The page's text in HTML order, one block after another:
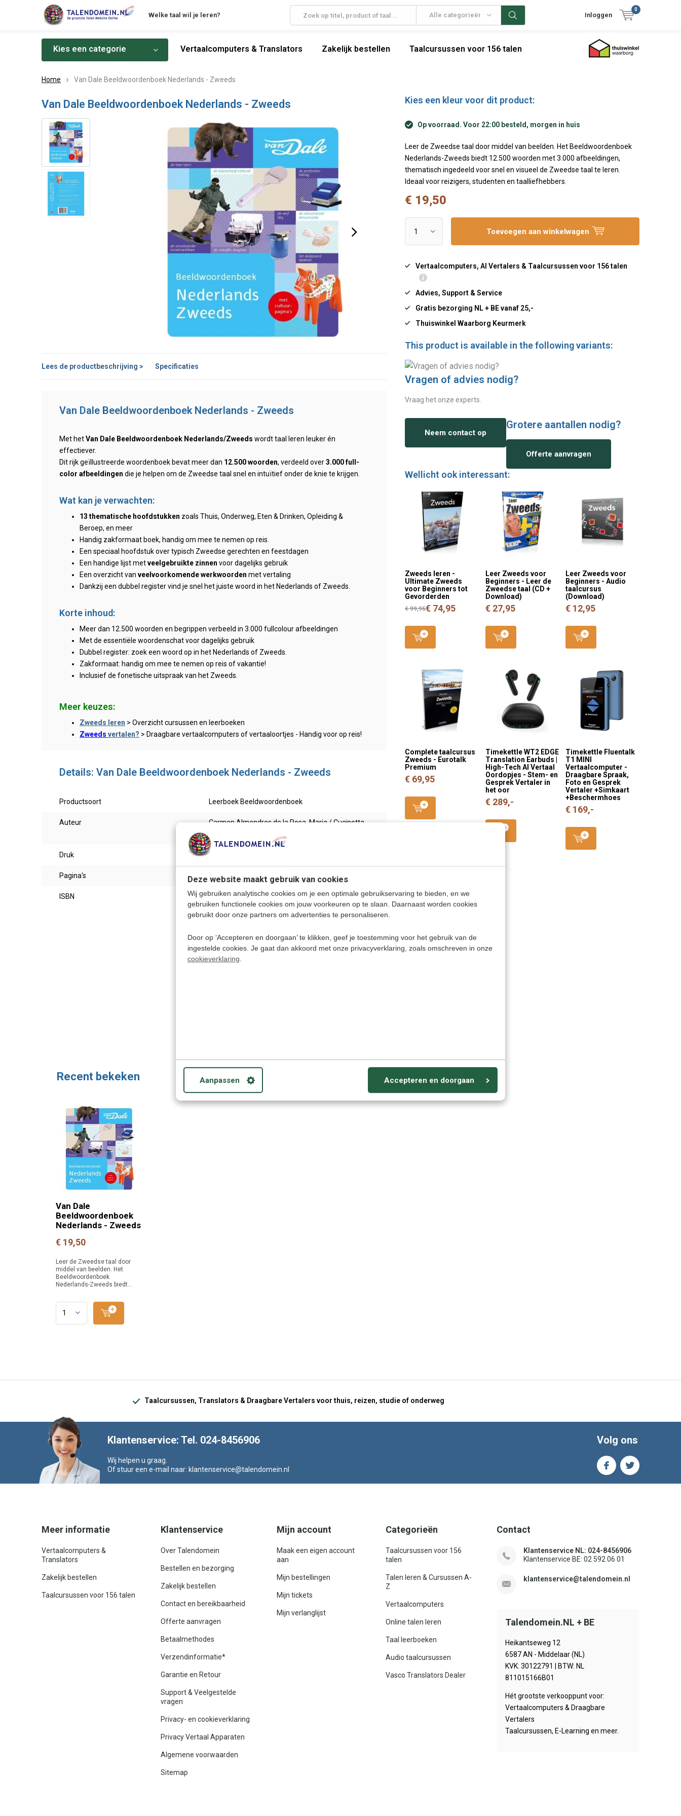
Deze website maakt gebruik van cookies
Wij gebruiken analytische cookies om je een optimale gebruikservaring te bieden, en we
gebruiken functionele cookies om jouw voorkeuren op te slaan. Daarnaast worden cookies
gebruikt door onze partners om advertenties te personaliseren.
Door op ‘Accepteren en doorgaan’ te klikken, geef je toestemming voor het gebruik van de
ingestelde cookies. Je gaat dan akkoord met onze privacyverklaring, zoals omschreven in onze
cookieverklaring.
Aanpassen Accepteren en doorgaan
Welke taal wil je leren? Alle categorieën Inloggen
0
Kies een categorie Vertaalcomputers & Translators Zakelijk bestellen Taalcursussen voor 156 talen
Home Van Dale Beeldwoordenboek Nederlands - Zweeds
Van Dale Beeldwoordenboek Nederlands - Zweeds Kies een kleur voor dit product:
Op voorraad. Voor 22:00 besteld, morgen in huis
Leer de Zweedse taal door middel van beelden. Het Beeldwoordenboek
Nederlands-Zweeds biedt 12.500 woorden met 3.000 afbeeldingen,
thematisch ingedeeld voor snel en visueel de Zweedse taal te leren.
Ideaal voor reizigers, studenten en taalliefhebbers.
€ 19,50
Toevoegen aan winkelwagen
Vertaalcomputers, AI Vertalers & Taalcursussen voor 156 talen
Advies, Support & Service
Gratis bezorging NL + BE vanaf 25,-
Thuiswinkel Waarborg Keurmerk
This product is available in the following variants:
Lees de productbeschrijving > Specificaties
Van Dale Beeldwoordenboek Nederlands - Zweeds
Met hetVan Dale Beeldwoordenboek Nederlands/Zweeds wordt taal leren leuker én
effectiever.
Dit rijk geïllustreerde woordenboek bevat meer dan 12.500 woorden, verdeeld over3.000 full-
color afbeeldingen die je helpen om de Zweedse taal snel en intuïtief onder de knie te krijgen.
Wat kan je verwachten:
13 thematische hoofdstukken zoals Thuis, Onderweg, Eten & Drinken, Opleiding &
Beroep, en meer
Handig zakformaat boek, handig om mee te nemen op reis.
Een speciaal hoofdstuk over typisch Zweedse gerechten en feestdagen
Een handige lijst metveelgebruikte zinnen voor dagelijks gebruik
Een overzicht van veelvoorkomende werkwoorden met vertaling
Dankzij een dubbel register vind je snel het juiste woord in het Nederlands of Zweeds.
Korte inhoud:
Meer dan 12.500 woorden en begrippen verbeeld in 3.000 fullcolour afbeeldingen
Met de essentiële woordenschat voor dagelijks gebruik
Dubbel register: zoek een woord op in het Nederlands of Zweeds.
Zakformaat: handig om mee te nemen op reis of vakantie!
Inclusief de fonetische uitspraak van het Zweeds.
Meer keuzes:
Zweeds leren > Overzicht cursussen en leerboeken
Zweeds vertalen? > Draagbare vertaalcomputers of vertaaloortjes - Handig voor op reis!
Details: Van Dale Beeldwoordenboek Nederlands - Zweeds
Productsoort Leerboek Beeldwoordenboek
Auteur
Carmen Almendros de la Rosa, Maria / Cucinotta,
Druk 2025
Pagina's
ISBN 9789460776717
Vragen of advies nodig?
Vraag het onze experts.
Neem contact op
Grotere aantallen nodig?
Offerte aanvragen
Wellicht ook interessant:
Zweeds leren -
Ultimate Zweeds
voor Beginners tot
Gevorderden
€ 99,95€ 74,95
Leer Zweeds voor
Beginners - Leer de
Zweedse taal (CD +
Download)
€ 27,95
Leer Zweeds voor
Beginners - Audio
taalcursus
(Download)
€ 12,95
Complete taalcursus
Zweeds - Eurotalk
Premium
€ 69,95
Timekettle WT2 EDGE
Translation Earbuds |
High-Tech AI Vertaal
Oordopjes - Stem- en
Gesprek Vertaler in
het oor
€ 289,-
Timekettle Fluentalk
T1 MINI
Vertaalcomputer -
Draagbare Spraak,
Foto en Gesprek
Vertaler +Simkaart
+Beschermhoes
€ 169,-
Wooask Translator
Recent bekeken
Van Dale
Beeldwoordenboek
Nederlands - Zweeds
€ 19,50
Leer de Zweedse taal door
middel van beelden. Het
Beeldwoordenboek
Nederlands-Zweeds biedt...
Taalcursussen, Translators & Draagbare Vertalers voor thuis, reizen, studie of onderweg
Klantenservice: Tel. 024-8456906
Wij helpen u graag.
Of stuur een e-mail naar: klantenservice@talendomein.nl
Volg ons
Meer informatie
Vertaalcomputers &
Translators
Zakelijk bestellen
Taalcursussen voor 156 talen
Klantenservice
Over Talendomein
Bestellen en bezorging
Zakelijk bestellen
Contact en bereikbaarheid
Offerte aanvragen
Betaalmethodes
Verzendinformatie*
Garantie en Retour
Support & Veelgestelde
vragen
Privacy- en cookieverklaring
Privacy Vertaal Apparaten
Algemene voorwaarden
Sitemap
Mijn account
Maak een eigen account
aan
Mijn bestellingen
Mijn tickets
Mijn verlanglijst
Categorieën
Taalcursussen voor 156
talen
Talen leren & Cursussen A-
Z
Vertaalcomputers
Online talen leren
Taal leerboeken
Audio taalcursussen
Vasco Translators Dealer
Contact
Klantenservice NL: 024-8456906
Klantenservice BE: 02 592 06 01
klantenservice@talendomein.nl
Talendomein.NL + BE
Heikantseweg 12
6587 AN - Middelaar (NL)
KVK: 30122791 | BTW: NL
811015166B01
Hét grootste verkooppunt voor:
Vertaalcomputers & Draagbare
Vertalers
Taalcursussen, E-Learning en meer.